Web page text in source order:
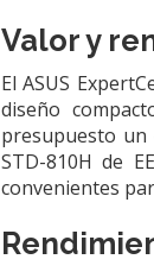
Valor y
El ASUS
diseño
presupuesto un
STD-810H de
convenientes